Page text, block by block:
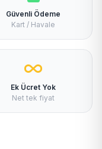
Güvenli Ödeme
Kart / Havale
Ek Ücret Yok
Net tek fiyat